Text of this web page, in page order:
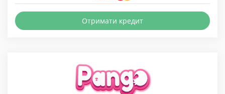
Отримати кредит